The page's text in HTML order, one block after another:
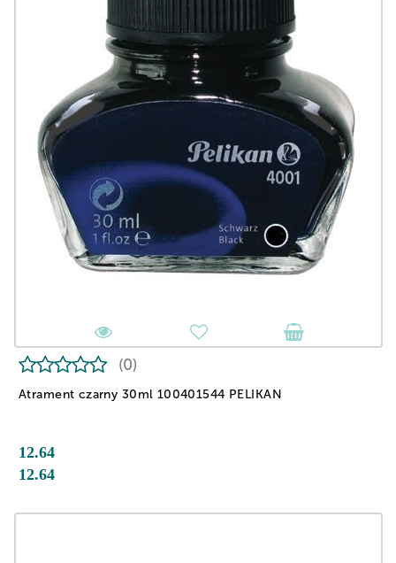
Atrament czarny 30ml 100401544 PELIKAN
(0)
12.64
12.64